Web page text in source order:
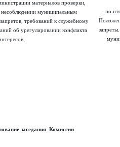
материалов проверки,
несоблюдении муниципальным
требований к служебному
об урегулировании конфликта
- по
заседания Комиссии